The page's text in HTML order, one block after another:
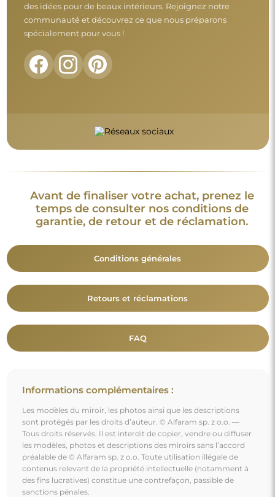
des idées pour de beaux intérieurs. Rejoignez notre
communauté et découvrez ce que nous préparons
spécialement pour vous !
Avant de finaliser votre achat, prenez le
temps de consulter nos conditions de
garantie, de retour et de réclamation.
Conditions générales
Retours et réclamations
FAQ
Informations complémentaires :
Les modèles du miroir, les photos ainsi que les descriptions
sont protégés par les droits d’auteur. © Alfaram sp. z o.o. —
Tous droits réservés. Il est interdit de copier, vendre ou diffuser
les modèles, photos et descriptions des miroirs sans l’accord
préalable de © Alfaram sp. z o.o. Toute utilisation illégale de
contenus relevant de la propriété intellectuelle (notamment à
des fins lucratives) constitue une contrefaçon, passible de
sanctions pénales.